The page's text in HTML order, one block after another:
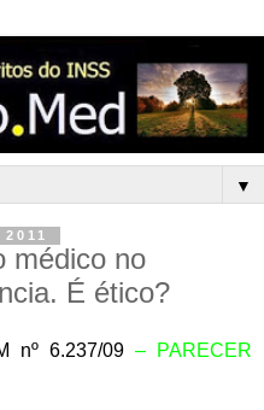
▼
médico no
É ético?
nº 6.237/09 – PARECER